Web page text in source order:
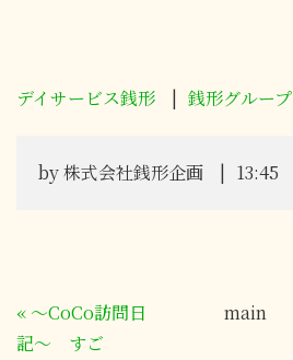
デイサービス銭形 銭形グループ
by株式会社銭形企画 13:45
« ～CoCo訪問日
記〜 すご
main